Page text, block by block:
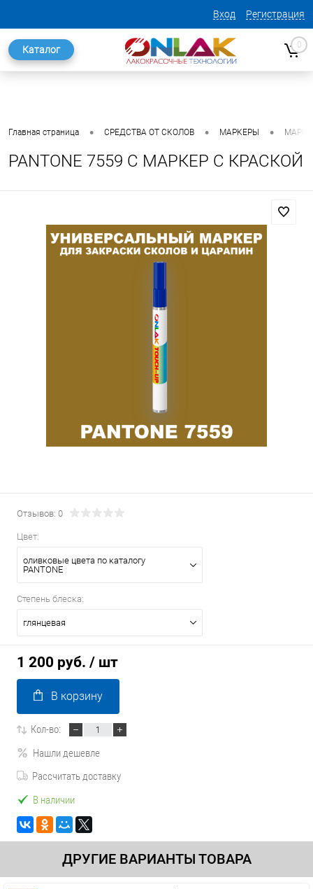
Вход Регистрация
Каталог 0
Главная страница • СРЕДСТВА ОТ СКОЛОВ • МАРКЕРЫ •
PANTONE 7559 C МАРКЕР С КРАСКОЙ
Отзывов: 0
Цвет:
оливковые цвета по каталогу
PANTONE
Степень блеска:
глянцевая
1 200 руб. / шт
В корзину
Кол-во:
Нашли дешевле
Рассчитать доставку
В наличии
ДРУГИЕ ВАРИАНТЫ ТОВАРА